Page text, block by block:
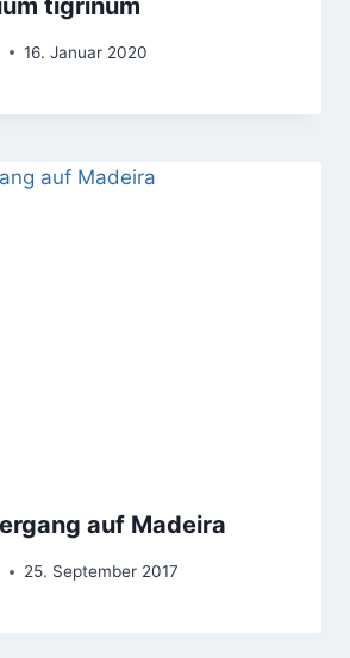
tigrinum
16. Januar 2020
auf Madeira
25. September 2017